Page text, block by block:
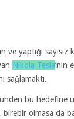
ve yaptığı
Nikola Tesla’nın
sağlamaktı.
bu hedefine
birebir olmasa da